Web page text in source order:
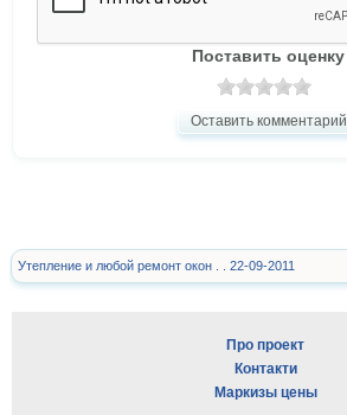
Поставить оценку
Оставить комментарий
Утепление и любой ремонт окон . . 22-09-2011
Про проект
Контакти
Маркизы цены